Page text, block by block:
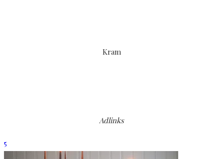
Kram
Adlinks
5